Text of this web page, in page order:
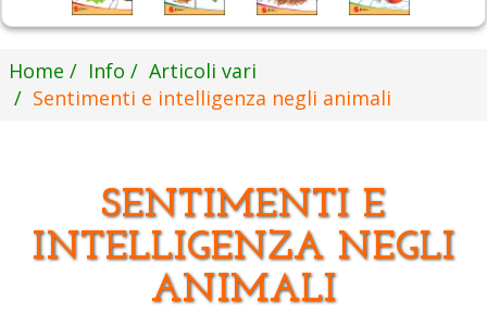
Home Info
Articoli vari
Sentimenti e intelligenza negli animali
SENTIMENTI E
INTELLIGENZA NEGLI
ANIMALI